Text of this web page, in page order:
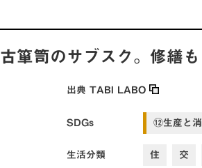
古箪笥のサブスク。修繕
出典 TABI LABO
SDGs ⑫生産と
生活分類 住 交